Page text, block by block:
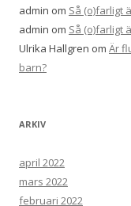
admin om Så (o)farligt
admin om Så (o)farligt
Ulrika Hallgren om Är
barn?
ARKIV
april 2022
mars 2022
februari 2022